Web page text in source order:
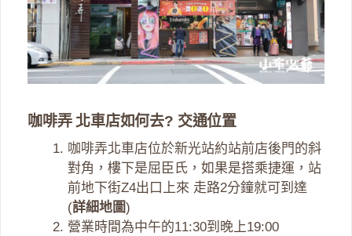
咖啡弄 北車店如何去? 交通位置
咖啡弄北車店位於新光站約站前店後門的斜
對角，樓下是屈臣氏，如果是搭乘捷運，站
前地下街Z4出口上來 走路2分鐘就可到達
(詳細地圖)
營業時間為中午的11:30到晚上19:00